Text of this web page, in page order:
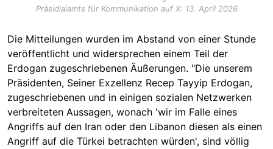
Präsidialamts für Kommunikation auf X: 13. April 2026
Die Mitteilungen wurden im Abstand von einer Stunde
veröffentlicht und widersprechen einem Teil der
Erdogan zugeschriebenen Äußerungen. "Die unserem
Präsidenten, Seiner Exzellenz Recep Tayyip Erdogan,
zugeschriebenen und in einigen sozialen Netzwerken
verbreiteten Aussagen, wonach 'wir im Falle eines
Angriffs auf den Iran oder den Libanon diesen als einen
Angriff auf die Türkei betrachten würden', sind völlig